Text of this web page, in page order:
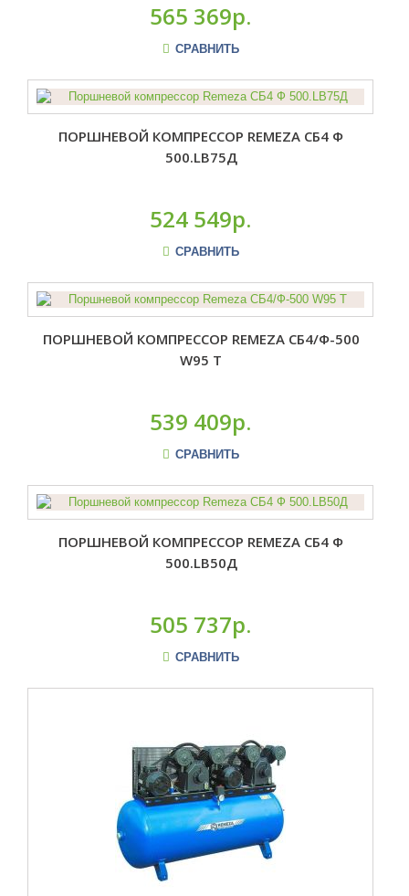
565 369р.
СРАВНИТЬ
ПОРШНЕВОЙ КОМПРЕССОР REMEZA СБ4 Ф
500.LB75Д
524 549р.
СРАВНИТЬ
ПОРШНЕВОЙ КОМПРЕССОР REMEZA СБ4/Ф-500
W95 Т
539 409р.
СРАВНИТЬ
ПОРШНЕВОЙ КОМПРЕССОР REMEZA СБ4 Ф
500.LB50Д
505 737р.
СРАВНИТЬ